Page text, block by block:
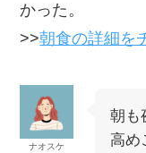
かった。
>>朝食の詳細を
ナオスケ
朝も
高め